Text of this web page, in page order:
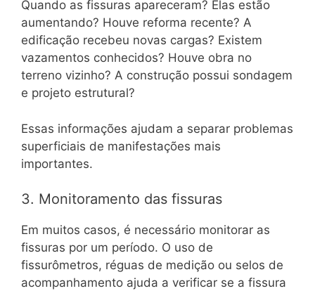
Quando as fissuras apareceram? Elas estão
aumentando? Houve reforma recente? A
edificação recebeu novas cargas? Existem
vazamentos conhecidos? Houve obra no
terreno vizinho? A construção possui sondagem
e projeto estrutural?
Essas informações ajudam a separar problemas
superficiais de manifestações mais
importantes.
3. Monitoramento das fissuras
Em muitos casos, é necessário monitorar as
fissuras por um período. O uso de
fissurômetros, réguas de medição ou selos de
acompanhamento ajuda a verificar se a fissura